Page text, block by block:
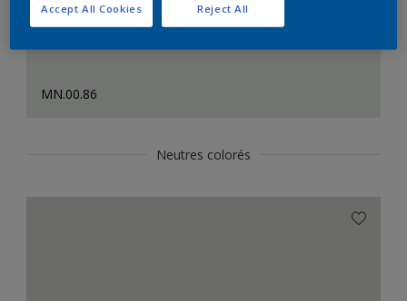
MN.00.86
Neutres colorés
Reject All
Accept All Cookies